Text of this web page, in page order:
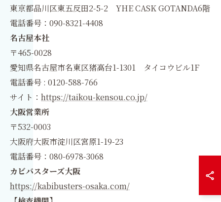
東京都品川区東五反田2-5-2 YHE CASK GOTANDA6階
電話番号：090-8321-4408
名古屋本社
〒465-0028
愛知県名古屋市名東区猪高台1-1301 タイコウビル1F
電話番号 : 0120-588-766
サイト： https://taikou-kensou.co.jp/
大阪営業所
〒532-0003
大阪府大阪市淀川区宮原1-19-23
電話番号：080-6978-3068
カビバスターズ大阪
https://kabibusters-osaka.com/